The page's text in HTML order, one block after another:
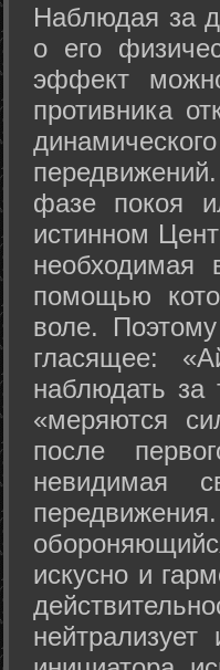
Hаблюдая за
о его
эффект
противника
фазе покоя
истинном
необходимая
помощью
воле.
гласящее:
наблюдать за
«меряются
после
невидимая
искусно и